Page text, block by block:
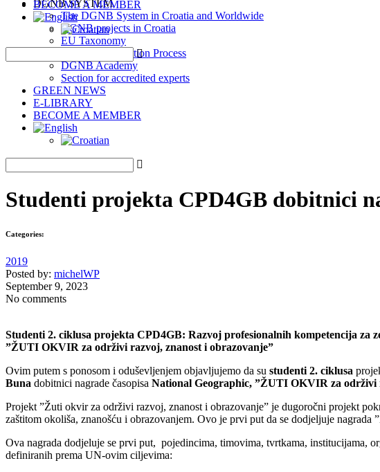
DGNB SYSTEM
The DGNB System in Croatia and Worldwide
DGNB projects in Croatia
EU Taxonomy
DGNB Certification Process
DGNB Academy
Section for accredited experts
GREEN NEWS
E-LIBRARY
BECOME A MEMBER
BECOME A MEMBER
Studenti projekta CPD4GB dobitnici
Categories:
2019
Posted by: michelWP
September 9, 2023
No comments
Studenti 2. ciklusa projekta CPD4GB: Razvoj profesionalnih kompetencija
”ŽUTI OKVIR za održivi razvoj, znanost i obrazovanje”
Ovim putem s ponosom i oduševljenjem objavljujemo da su studenti 2. ciklusa
Buna dobitnici nagrade časopisa National Geographic, ”ŽUTI OKVIR za održivi
Projekt ”Žuti okvir za održivi razvoj, znanost i obrazovanje” je dugoročni projekt
zaštitom okoliša, znanošću i obrazovanjem. Ovo je prvi put da se dodjeljuje
Ova nagrada dodjeluje se prvi put, pojedincima, timovima, tvrtkama, institucijama,
definiranih prema UN-ovim ciljevima: